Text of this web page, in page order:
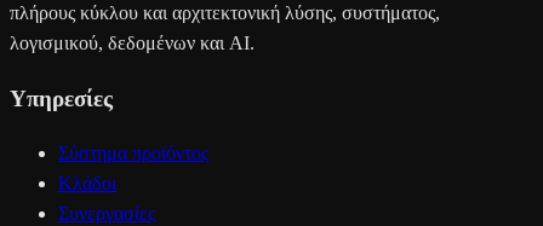
πλήρους κύκλου και αρχιτεκτονική λύσης, συστήματος,
λογισμικού, δεδομένων και AI.
Υπηρεσίες
Σύστημα προϊόντος
Κλάδοι
Συνεργασίες